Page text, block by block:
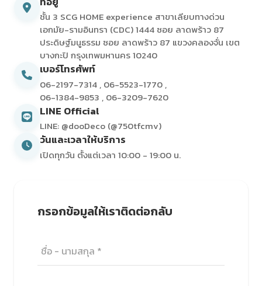
ชั้น 3 SCG HOME experience สาขาเลียบทางด่วน
เอกมัย-รามอินทรา (CDC) 1444 ซอย ลาดพร้าว 87
ประดิษฐ์มนูธรรม ซอย ลาดพร้าว 87 แขวงคลองจั่น เขต
บางกะปิ กรุงเทพมหานคร 10240
เบอร์โทรศัพท์
06-2197-7314 , 06-5523-1770 ,
06-1384-9853 , 06-3209-7620
LINE Official
LINE: @dooDeco (@750tfcmv)
วันและเวลาให้บริการ
เปิดทุกวัน ตั้งแต่เวลา 10:00 - 19:00 น.
กรอกข้อมูลให้เราติดต่อกลับ